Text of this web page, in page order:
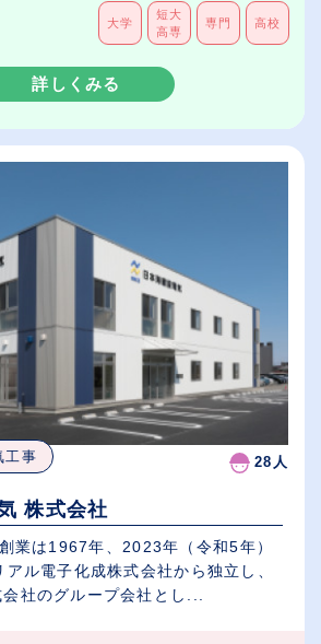
大学
短大
高専
専門 高校
詳しくみる
工事 28人
株式会社
業は1967年、2023年（令和5年）
ル電子化成株式会社から独立し、
社のグループ会社とし...